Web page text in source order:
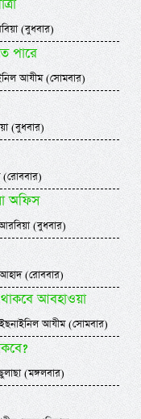
(বুধবার)
পারে
আযীম (সোমবার)
(বুধবার)
অফিস
(বুধবার)
(রোববার)
আবহাওয়া
আযীম (সোমবার)
(মঙ্গলবার)